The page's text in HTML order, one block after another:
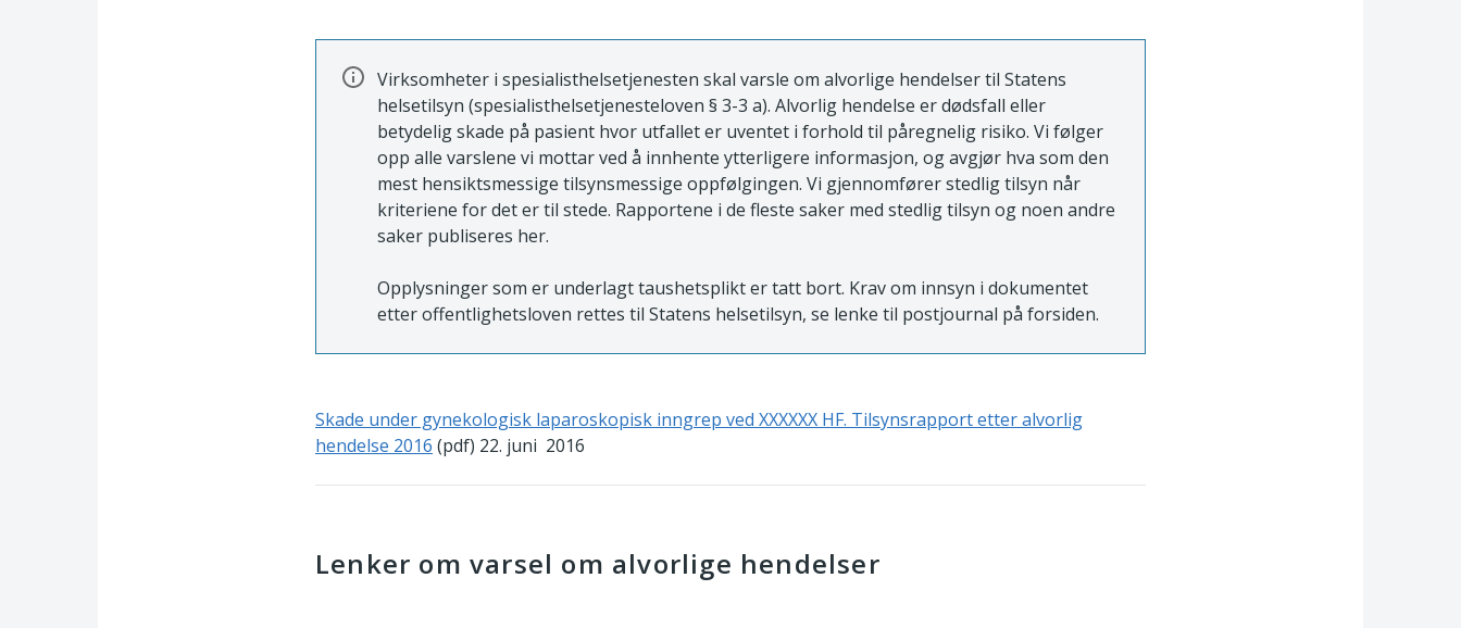
Virksomheter i spesialisthelsetjenesten skal varsle om alvorlige hendelser til Statens
helsetilsyn (spesialisthelsetjenesteloven § 3-3 a). Alvorlig hendelse er dødsfall eller
betydelig skade på pasient hvor utfallet er uventet i forhold til påregnelig risiko. Vi følger
opp alle varslene vi mottar ved å innhente ytterligere informasjon, og avgjør hva som den
mest hensiktsmessige tilsynsmessige oppfølgingen. Vi gjennomfører stedlig tilsyn når
kriteriene for det er til stede. Rapportene i de fleste saker med stedlig tilsyn og noen andre
saker publiseres her.
Opplysninger som er underlagt taushetsplikt er tatt bort. Krav om innsyn i dokumentet
etter offentlighetsloven rettes til Statens helsetilsyn, se lenke til postjournal på forsiden.
Skade under gynekologisk laparoskopisk inngrep ved XXXXXX HF. Tilsynsrapport etter alvorlig
hendelse 2016 (pdf) 22. juni 2016
Lenker om varsel om alvorlige hendelser